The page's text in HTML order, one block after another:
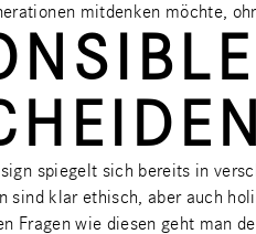
mitdenken möchte,
spiegelt sich bereits in
sind klar ethisch, aber auch
Fragen wie diesen geht man